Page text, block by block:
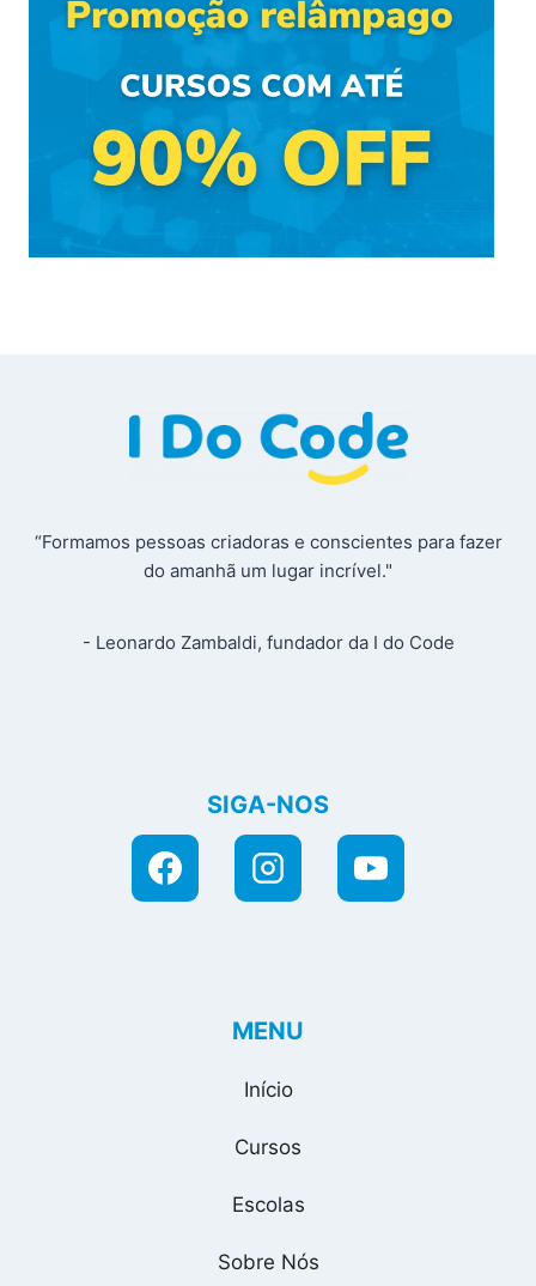
“Formamos pessoas criadoras e conscientes para fazer
do amanhã um lugar incrível."
- Leonardo Zambaldi, fundador da I do Code
SIGA-NOS
MENU
Início
Cursos
Escolas
Sobre Nós